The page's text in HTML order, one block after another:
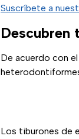
Suscríbete a
Descubren
De acuerdo con el
Los tiburones de